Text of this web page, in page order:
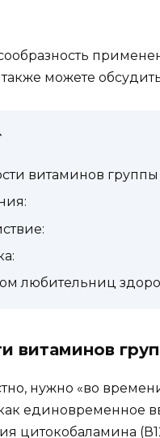
можете
витаминов
любительниц
витаминов
нужно «во
единовременное
цитокобаламина